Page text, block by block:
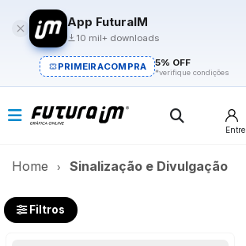
App FuturaIM
10 mil+ downloads
PRIMEIRACOMPRA 5% OFF
*verifique condições
Entre
Home Sinalização e Divulgação
Filtros